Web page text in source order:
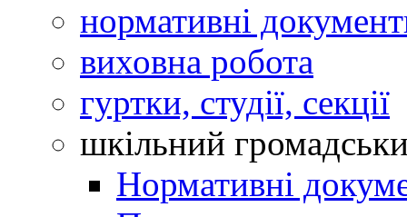
нормативні
виховна робота
гуртки, студії, секції
шкільний
Нормативні